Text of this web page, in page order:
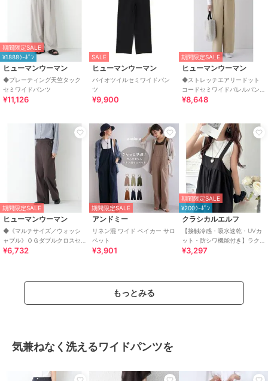
期間限定SALE
¥1888ｸｰﾎﾟﾝ
ヒューマンウーマン
◆プレーティング天竺タック
セミワイドパンツ
¥11,126
SALE
ヒューマンウーマン
バイオツイルセミワイドパン
ツ
¥9,900
期間限定SALE
ヒューマンウーマン
◆ストレッチエアリードット
コードセミワイドバレルパン
ツ
¥8,648
期間限定SALE
ヒューマンウーマン
◆《マルチサイズ／ウォッシ
ャブル》ＯＧダブルクロスセ
ミワイドパンツ
¥6,732
期間限定SALE
アンドミー
リネン混 ワイド ベイカー サロ
ペット
¥3,901
期間限定SALE
¥200ｸｰﾎﾟﾝ
クラシカルエルフ
【接触冷感・吸水速乾・UVカ
ット・防シワ機能付き】ラク
してキマる前後2wayワイドス
¥3,297
もっとみる
気兼ねなく洗えるワイドパンツを